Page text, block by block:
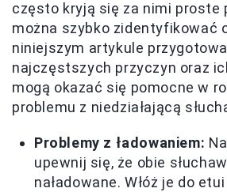
często kryją się za nimi proste
można szybko zidentyfikować
niniejszym artykule
najczęstszych przyczyn oraz
mogą okazać się pomocne w
problemu z niedziałającą
Problemy z ładowaniem:
upewnij się, że obie
naładowane. Włóż je do